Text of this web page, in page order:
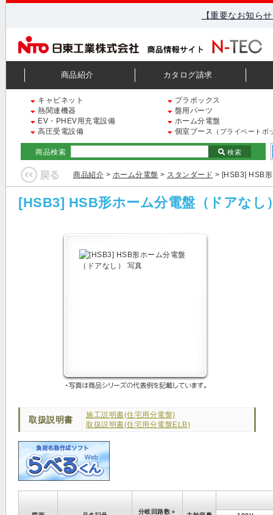
【重要なお知ら
商品紹介 カタログ請求
キャビネット
プラボックス
熱関連機器
盤用パーツ
EV・PHEV用充電設備
ホーム分電盤
高圧受電設備
個室ブース （プライベートボ
商品検索 検索
商品紹介 > ホーム分電盤 > スタンダード > [HSB3] HSB
[HSB3] HSB形ホーム分電盤（ドアなし
取扱説明書
施工説明書(住宅用分電盤)
取扱説明書(住宅用分電盤ELB)
分岐回路数＋